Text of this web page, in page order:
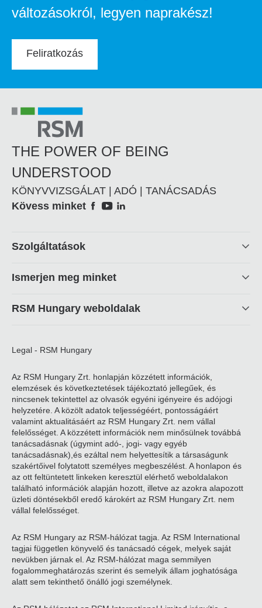
változásokról, legyen naprakész!
Feliratkozás
THE POWER OF BEING
UNDERSTOOD
KÖNYVVIZSGÁLAT | ADÓ | TANÁCSADÁS
Social
Kövess minket
Footer
Szolgáltatások
Ismerjen meg minket
RSM Hungary weboldalak
Legal - RSM Hungary
Az RSM Hungary Zrt. honlapján közzétett információk,
elemzések és következtetések tájékoztató jellegűek, és
nincsenek tekintettel az olvasók egyéni igényeire és adójogi
helyzetére. A közölt adatok teljességéért, pontosságáért
valamint aktualitásáért az RSM Hungary Zrt. nem vállal
felelősséget. A közzétett információk nem minősülnek továbbá
tanácsadásnak (úgymint adó-, jogi- vagy egyéb
tanácsadásnak),és ezáltal nem helyettesítik a társaságunk
szakértőivel folytatott személyes megbeszélést. A honlapon és
az ott feltüntetett linkeken keresztül elérhető weboldalakon
található információk alapján hozott, illetve az azokra alapozott
üzleti döntésekből eredő károkért az RSM Hungary Zrt. nem
vállal felelősséget.
Az RSM Hungary az RSM-hálózat tagja. Az RSM International
tagjai független könyvelő és tanácsadó cégek, melyek saját
nevükben járnak el. Az RSM-hálózat maga semmilyen
fogalommeghatározás szerint és semelyik állam joghatósága
alatt sem tekinthető önálló jogi személynek.